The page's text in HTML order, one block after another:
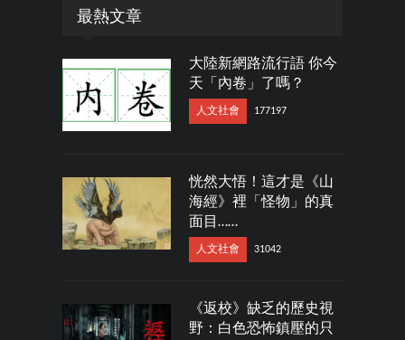
最熱文章
大陸新網路流行語 你今
天「內卷」了嗎？
人文社會 177197
恍然大悟！這才是《山
海經》裡「怪物」的真
面目……
人文社會 31042
《返校》缺乏的歷史視
野：白色恐怖鎮壓的只